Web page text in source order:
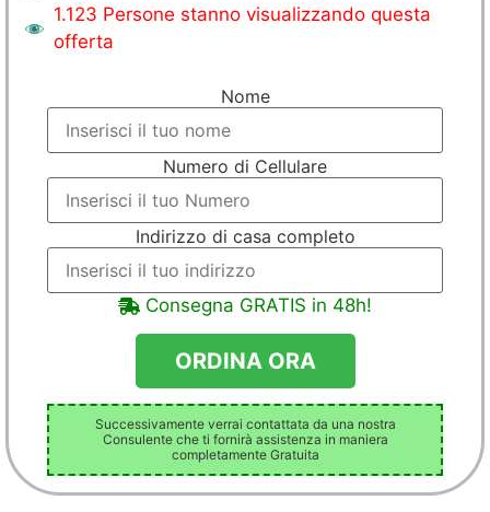
1.123 Persone stanno visualizzando questa
offerta
Nome
Numero di Cellulare
Indirizzo di casa completo
Consegna GRATIS in 48h!
Successivamente verrai contattata da una nostra
Consulente che ti fornirà assistenza in maniera
completamente Gratuita